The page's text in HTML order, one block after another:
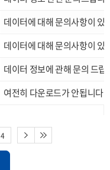
데이터에 대해 문의사항이 있
데이터에 대해 문의사항이 있
데이터 정보에 관해 문의 드립
여전히 다운로드가 안됩니다
4